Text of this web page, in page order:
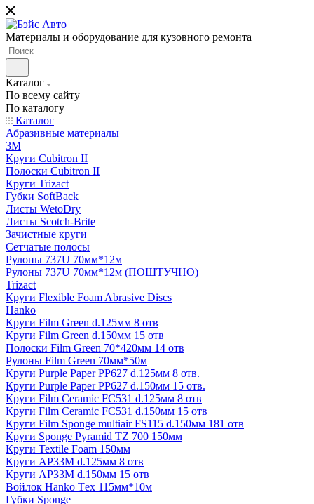
Материалы и оборудование для кузовного ремонта
Каталог
По всему сайту
По каталогу
Каталог
Абразивные материалы
3M
Круги Cubitron II
Полоски Cubitron II
Круги Trizact
Губки SoftBack
Листы WetoDry
Листы Scotch-Brite
Зачистные круги
Сетчатые полосы
Рулоны 737U 70мм*12м
Рулоны 737U 70мм*12м (ПОШТУЧНО)
Trizact
Круги Flexible Foam Abrasive Discs
Hanko
Круги Film Green d.125мм 8 отв
Круги Film Green d.150мм 15 отв
Полоски Film Green 70*420мм 14 отв
Рулоны Film Green 70мм*50м
Круги Purple Paper PP627 d.125мм 8 отв.
Круги Purple Paper PP627 d.150мм 15 отв.
Круги Film Ceramic FC531 d.125мм 8 отв
Круги Film Ceramic FC531 d.150мм 15 отв
Круги Film Sponge multiair FS115 d.150мм 181 отв
Круги Sponge Pyramid TZ 700 150мм
Круги Textile Foam 150мм
Круги AP33M d.125мм 8 отв
Круги AP33M d.150мм 15 отв
Войлок Hanko Tех 115мм*10м
Губки Sponge